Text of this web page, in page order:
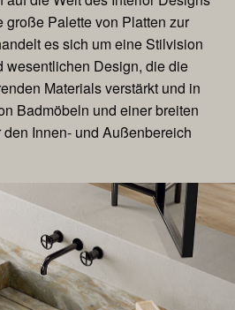
Palette von Platten zur
es sich um eine Stilvision
wesentlichen Design, die die
Materials verstärkt und in
Badmöbeln und einer breiten
Innen- und Außenbereich